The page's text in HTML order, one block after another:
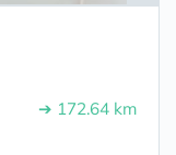
➔ 172.64 km